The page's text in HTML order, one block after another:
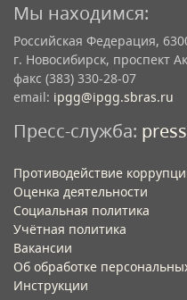
Мы находимся:
Российская Федерация,
г. Новосибирск, проспект
факс (383) 330-28-07
email: ipgg@ipgg.sbras.ru
Пресс-служба:
Противодействие
Оценка деятельности
Социальная политика
Учётная политика​
Вакансии​
Об обработке
Инструкции​